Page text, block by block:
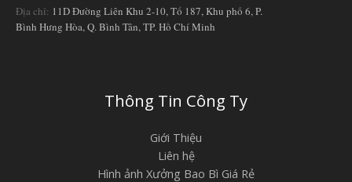
Địa chỉ: 11D Đường Liên Khu 2-10, Tổ 187, Khu phố 6, P.
Bình Hưng Hòa, Q. Bình Tân, TP. Hồ Chí Minh
Thông Tin Công Ty
Giới Thiệu
Liên hệ
Hình ảnh Xưởng Bao Bì Giá Rẻ